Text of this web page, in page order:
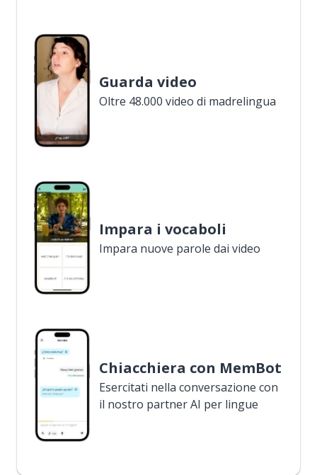
Guarda video
Oltre 48.000 video di madrelingua
Impara i vocaboli
Impara nuove parole dai video
Chiacchiera con MemBot
Esercitati nella conversazione con
il nostro partner AI per lingue